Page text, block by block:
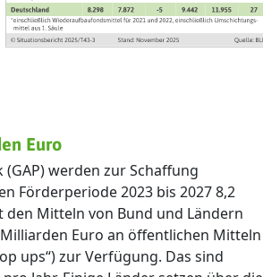
Euro
werden zur Schaffung
Förderperiode 2023 bis 2027 8,2
Mitteln von Bund und Ländern
Euro an öffentlichen Mitteln
ups“) zur Verfügung. Das sind